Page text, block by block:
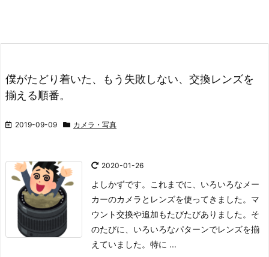
僕がたどり着いた、もう失敗しない、交換レンズを
揃える順番。
2019-09-09 カメラ・写真
2020-01-26
よしかずです。
これまでに、いろいろなメー
カーのカメラとレンズを使ってきました。 マ
ウント交換や追加もたびたびありました。 そ
のたびに、いろいろなパターンでレンズを揃
えていました。 特に ...